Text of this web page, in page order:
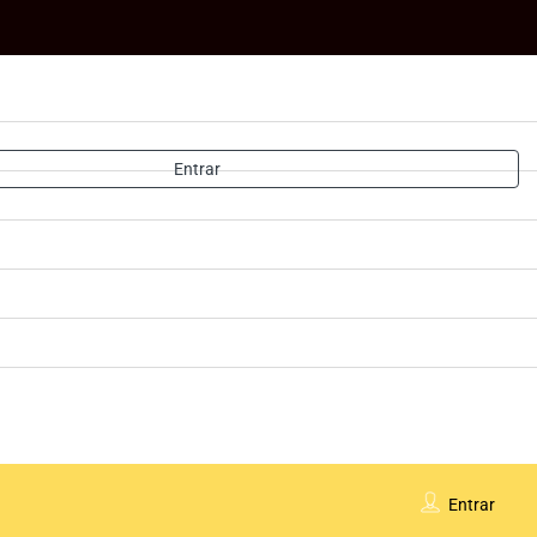
Entrar
Entrar